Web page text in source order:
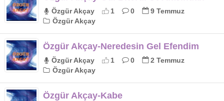
Özgür Akçay 1 0
9 Temmuz
Özgür Akçay
Özgür Akçay-Neredesin Gel Efendim
Özgür Akçay 1 0
2 Temmuz
Özgür Akçay
Özgür Akçay-Kabe